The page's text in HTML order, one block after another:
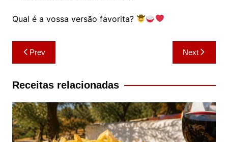
Qual é a vossa versão favorita?
Navegação
de
artigos
Prev Next
Receitas relacionadas